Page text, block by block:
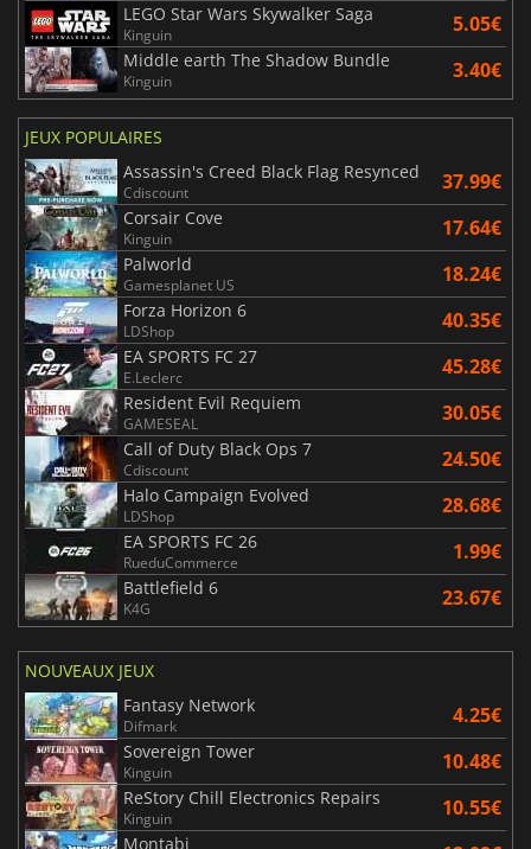
LEGO Star Wars Skywalker Saga
Kinguin 5.05€
Middle earth The Shadow Bundle
Kinguin 3.40€
JEUX POPULAIRES
Assassin's Creed Black Flag Resynced
Cdiscount 37.99€
Corsair Cove
Kinguin 17.64€
Palworld
Gamesplanet US 18.24€
Forza Horizon 6
LDShop 40.35€
EA SPORTS FC 27
E.Leclerc 45.28€
Resident Evil Requiem
GAMESEAL 30.05€
Call of Duty Black Ops 7
Cdiscount 24.50€
Halo Campaign Evolved
LDShop 28.68€
EA SPORTS FC 26
RueduCommerce 1.99€
Battlefield 6
K4G 23.67€
NOUVEAUX JEUX
Fantasy Network
Difmark 4.25€
Sovereign Tower
Kinguin 10.48€
ReStory Chill Electronics Repairs
Kinguin 10.55€
Montabi